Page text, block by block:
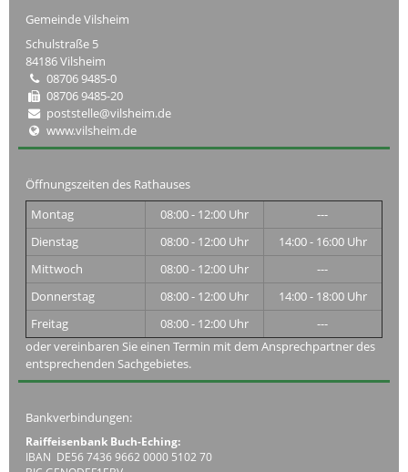
Gemeinde Vilsheim
Schulstraße 5
84186 Vilsheim
08706 9485-0
08706 9485-20
poststelle@vilsheim.de
www.vilsheim.de
Öffnungszeiten des Rathauses
Montag
08:00 - 12:00 Uhr
---
Dienstag
08:00 - 12:00 Uhr
14:00 - 16:00 Uhr
Mittwoch
08:00 - 12:00 Uhr
---
Donnerstag
08:00 - 12:00 Uhr
14:00 - 18:00 Uhr
Freitag
08:00 - 12:00 Uhr
---
oder vereinbaren Sie einen Termin mit dem Ansprechpartner des
entsprechenden Sachgebietes.
Bankverbindungen:
Raiffeisenbank Buch-Eching:
IBAN DE56 7436 9662 0000 5102 70